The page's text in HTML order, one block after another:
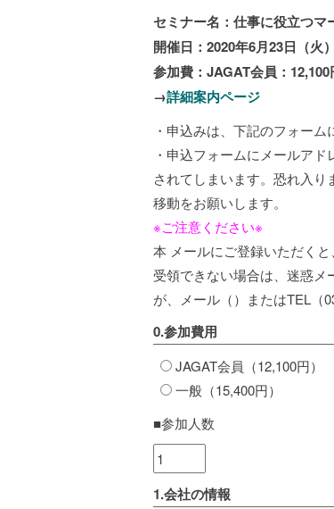
セミナー名：仕事に役立つマ
開催日：2020年6月23日（
参加費：JAGAT会員：12,100
→詳細案内ページ
・申込みは、下記のフォー
・申込フォームにメールア
されてしまいます。恐れ入
移動をお願いします。
※ご注意ください※
本 メールにご登録いただく
受領できない場合は、迷惑
が、メール（）またはTEL（
0.参加費用
JAGAT会員（12,100円）
一般（15,400円）
■参加人数
1.会社の情報